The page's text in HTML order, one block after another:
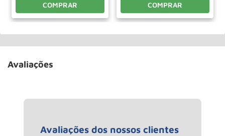
COMPRAR COMPRAR
Avaliações
Avaliações dos nossos clientes